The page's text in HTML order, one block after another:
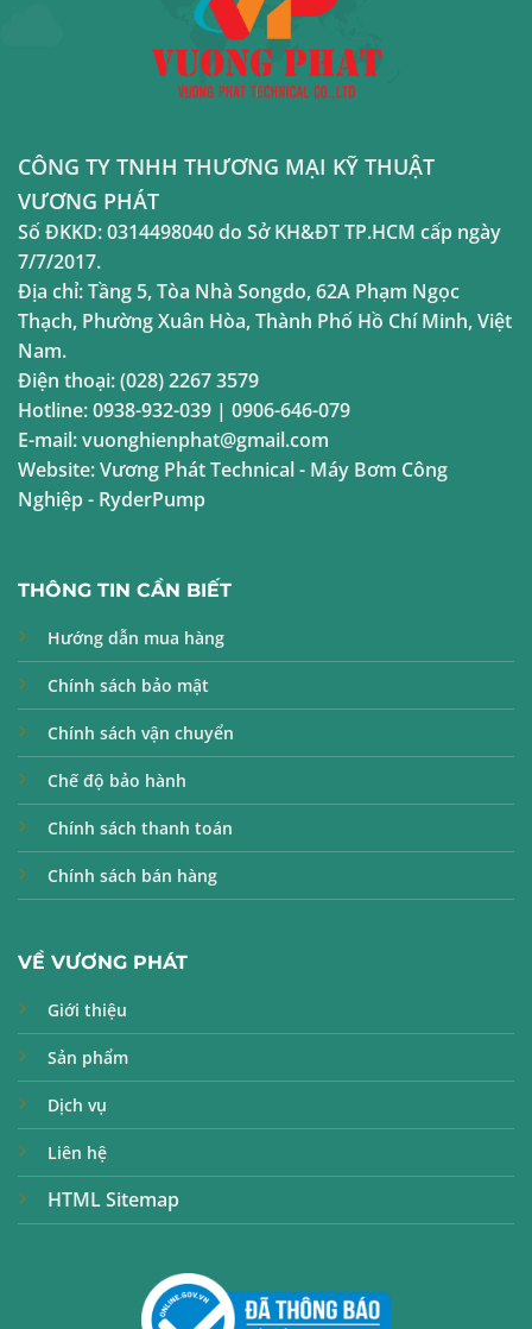
CÔNG TY TNHH THƯƠNG MẠI KỸ THUẬT
VƯƠNG PHÁT
Số ĐKKD:0314498040do Sở KH&ĐT TP.HCM cấp ngày
7/7/2017.
Địa chỉ:Tầng 5, Tòa Nhà Songdo, 62A Phạm Ngọc
Thạch, Phường Xuân Hòa, Thành Phố Hồ Chí Minh, Việt
Nam.
Điện thoại:(028) 2267 3579
Hotline:0938-932-039 | 0906-646-079
E-mail:vuonghienphat@gmail.com
Website:Vương Phát Technical- Máy Bơm Công
Nghiệp- RyderPump
THÔNG TIN CẦN BIẾT
Hướng dẫn mua hàng
Chính sách bảo mật
Chính sách vận chuyển
Chế độ bảo hành
Chính sách thanh toán
Chính sách bán hàng
VỀ VƯƠNG PHÁT
Giới thiệu
Sản phẩm
Dịch vụ
Liên hệ
HTML Sitemap